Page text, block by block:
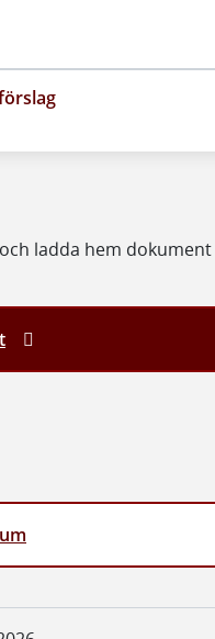
ladda hem dokument